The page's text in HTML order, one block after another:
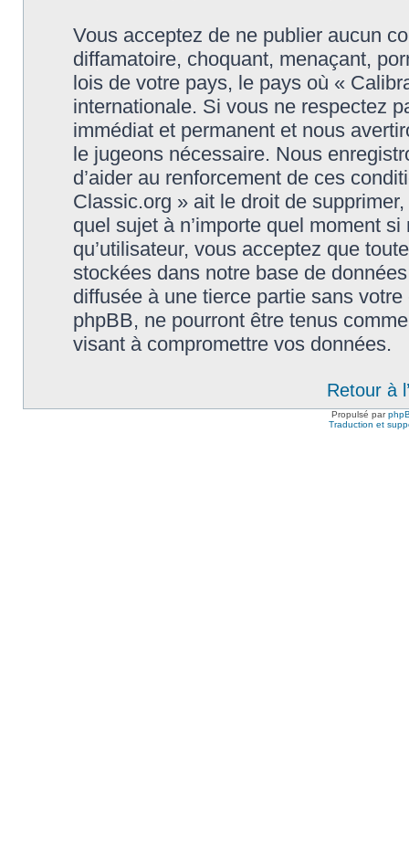
Vous acceptez de ne publier aucun
diffamatoire, choquant, menaçant,
lois de votre pays, le pays où «
internationale. Si vous ne respectez
immédiat et permanent et nous
le jugeons nécessaire. Nous
d’aider au renforcement de ces
Classic.org » ait le droit de
quel sujet à n’importe quel moment
qu’utilisateur, vous acceptez que
stockées dans notre base de
diffusée à une tierce partie sans
phpBB, ne pourront être tenus
visant à compromettre vos données.
Retour à
Propulsé par
Traduction et